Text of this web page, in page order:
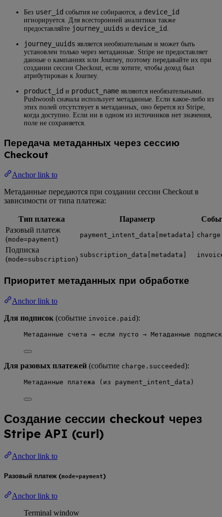
Без user_id события не собираются, а device_id
игнорируется. Для всесторонней аналитики также
предоставляйте journey_uuids и device_id
journey_uuids является необязательным и может быть
установлен только через метаданные. Stripe не предоставляет
данные о кампаниях или Journey, поэтому передавайте их при
создании сессии Checkout, если хотите, чтобы доход был
атрибутирован к Journey.
product_id и product_name являются необязательными.
Pushwoosh сначала использует метаданные. Если какое-либо из
этих полей отсутствует в метаданных, оно берется из Stripe,
когда доступно. Если ни в одном из источников нет значения,
поле не сохраняется.
Передача метаданных через сессию
Checkout
Anchor link to
Метаданные передаются при создании сессии Checkout в
зависимости от типа платежа:
Тип платежа Параметр
Разовый платеж
(mode=payment) payment_intent_data[metadata]
Подписка
(mode=subscription) subscription_data[metadata]
Приоритет метаданных при обработке
Anchor link to
Для подписок (событие invoice.paid):
Метаданные счета → если пусто → Метаданные
Для разовых платежей (событие charge.succeeded):
Метаданные платежа (из payment_intent_data)
Создание сессии checkout через
Stripe API (curl)
Anchor link to
Разовый платеж (mode=payment)
Anchor link to
Terminal window